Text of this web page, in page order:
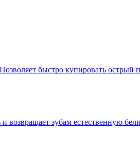
быстро купировать острый
возвращает зубам естественную